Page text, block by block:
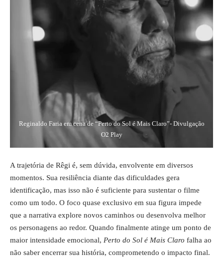
Reginaldo Faria em cena de “Perto do Sol é Mais Claro”- Divulgação
O2 Play
A trajetória de Rêgi é, sem dúvida, envolvente em diversos
momentos. Sua resiliência diante das dificuldades gera
identificação, mas isso não é suficiente para sustentar o filme
como um todo. O foco quase exclusivo em sua figura impede
que a narrativa explore novos caminhos ou desenvolva melhor
os personagens ao redor. Quando finalmente atinge um ponto de
maior intensidade emocional, Perto do Sol é Mais Claro falha ao
não saber encerrar sua história, comprometendo o impacto final.